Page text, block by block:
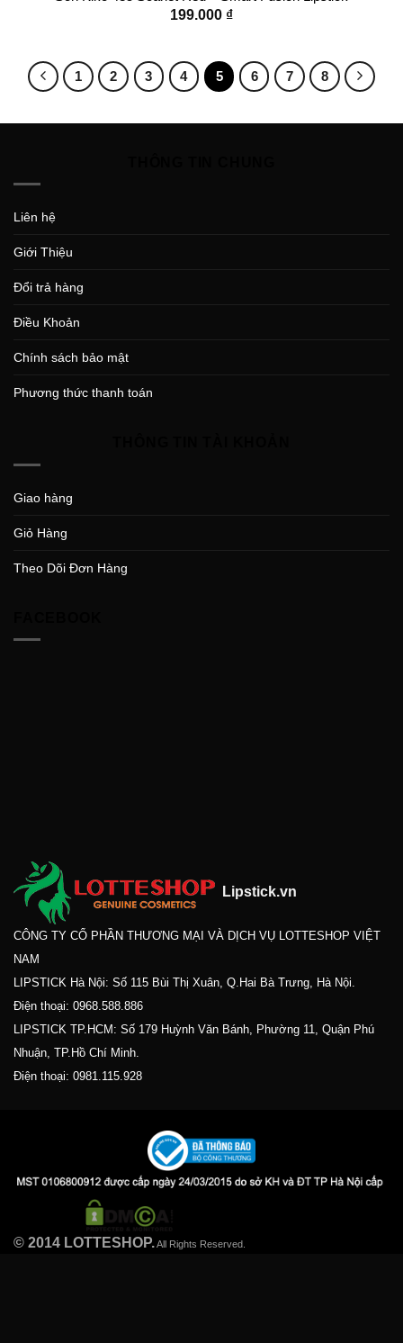
199.000 ₫
1 2 3 4 5 6 7 8
Liên hệ
Giới Thiệu
Đổi trả hàng
Điều Khoản
Chính sách bảo mật
Phương thức thanh toán
Giao hàng
Giỏ Hàng
Theo Dõi Đơn Hàng
Lipstick.vn
CÔNG TY CỔ PHẦN THƯƠNG MẠI VÀ DỊCH VỤ LOTTESHOP VIỆT
NAM
LIPSTICK Hà Nội: Số 115 Bùi Thị Xuân, Q.Hai Bà Trưng, Hà Nội.
Điện thoại: 0968.588.886
LIPSTICK TP.HCM: Số 179 Huỳnh Văn Bánh, Phường 11, Quận Phú
Nhuận, TP.Hồ Chí Minh.
Điện thoại: 0981.115.928
© 2014 LOTTESHOP.All Rights Reserved.